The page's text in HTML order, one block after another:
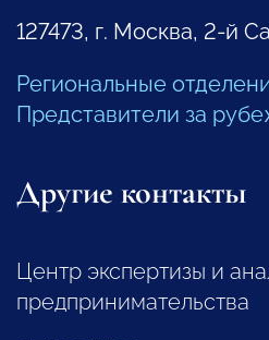
127473, г. Москва, 2-й
Региональные
Представители за
Другие контакты
Центр экспертизы и
предпринимательства